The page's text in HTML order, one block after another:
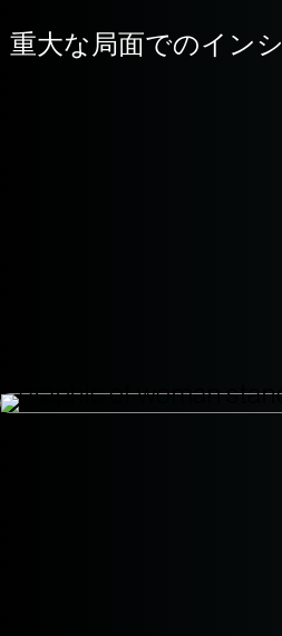
重大な局面でのイン